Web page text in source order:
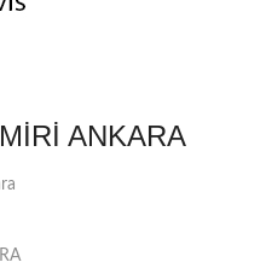
ANKARA